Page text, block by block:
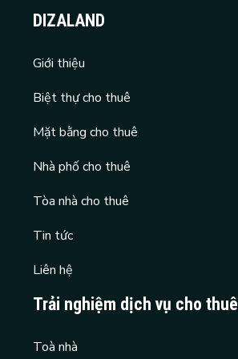
DIZALAND
Giới thiệu
Biệt thự cho thuê
Mặt bằng cho thuê
Nhà phố cho thuê
Tòa nhà cho thuê
Tin tức
Liên hệ
Trải nghiệm dịch vụ cho thuê
Toà nhà